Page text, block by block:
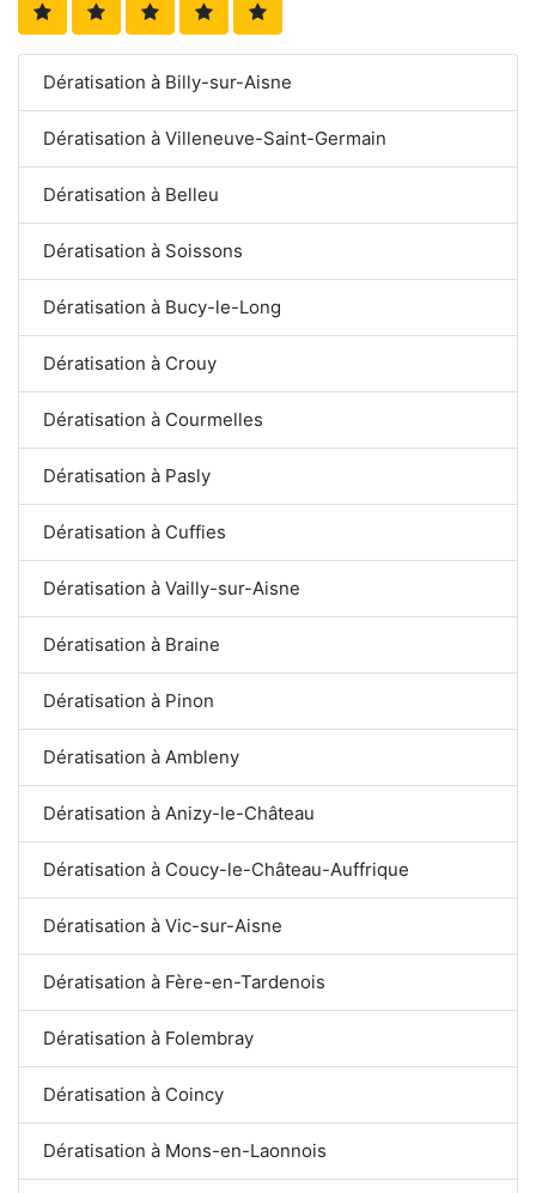
Dératisation à Billy-sur-Aisne
Dératisation à Villeneuve-Saint-Germain
Dératisation à Belleu
Dératisation à Soissons
Dératisation à Bucy-le-Long
Dératisation à Crouy
Dératisation à Courmelles
Dératisation à Pasly
Dératisation à Cuffies
Dératisation à Vailly-sur-Aisne
Dératisation à Braine
Dératisation à Pinon
Dératisation à Ambleny
Dératisation à Anizy-le-Château
Dératisation à Coucy-le-Château-Auffrique
Dératisation à Vic-sur-Aisne
Dératisation à Fère-en-Tardenois
Dératisation à Folembray
Dératisation à Coincy
Dératisation à Mons-en-Laonnois